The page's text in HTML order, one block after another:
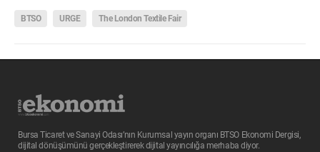
BTSO URGE The London Textile Fair
Bursa Ticaret ve Sanayi Odası’nın Kurumsal yayın organı BTSO Ekonomi Dergisi,
dijital dönüşümünü gerçekleştirerek dijital yayıncılığa merhaba diyor.